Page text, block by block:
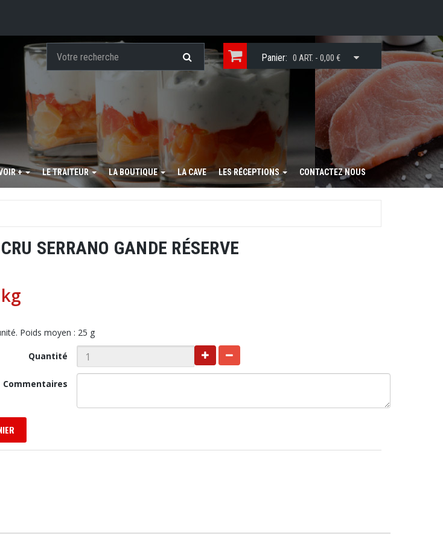
Panier: 0 ART. - 0,00 €
+ LE TRAITEUR LA BOUTIQUE LA CAVE LES RÉCEPTIONS CONTACTEZ NOUS
SERRANO GANDE RÉSERVE
Poids moyen : 25 g
Quantité
Commentaires